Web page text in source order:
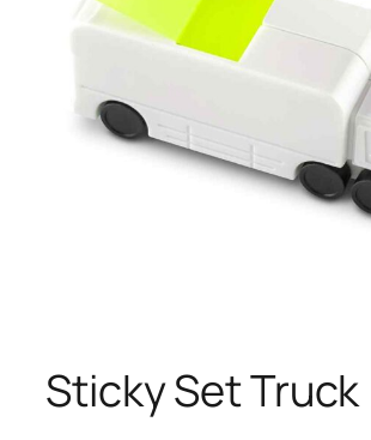
Sticky Set Truck